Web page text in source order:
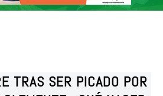
TRAS SER PICADO POR